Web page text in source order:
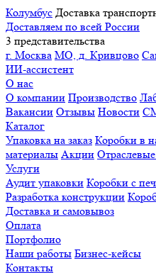
Колумбус Доставка
Доставляем по всей России
3 представительства
г. Москва МО, д. Кривцово
ИИ-ассистент
О нас
О компании Производство
Вакансии Отзывы Новости
Каталог
Упаковка на заказ Коробки в
материалы Акции
Услуги
Аудит упаковки Коробки с
Разработка конструкции
Доставка и самовывоз
Оплата
Портфолио
Наши работы Бизнес-кейсы
Контакты